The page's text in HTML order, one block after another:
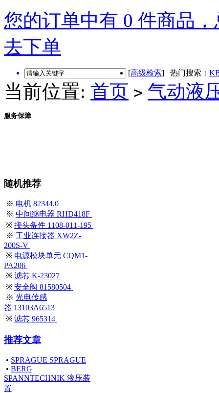
您的订单中有 0 件商品
去下单
[高级检索] 热门搜索：
当前位置: 首页 > 气动液
服务保障
随机推荐
※ 电机 82344.0
※ 中间继电器 RHD418F
※ 接头备件 1108-011-195
※ 工业连接器 XW2Z-
200S-V
※ 电源模块单元 CQM1-
PA206
※ 滤芯 K-23027
※ 安全阀 81580504
※ 光电传感
器 13103A6513
※ 滤芯 965314
推荐文章
• SPRAGUE SPRAGUE
• BERG
SPANNTECHNIK 液压装
置